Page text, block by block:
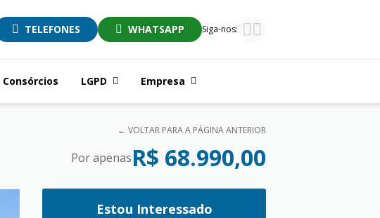
TELEFONES WHATSAPP Siga-nos:
Consórcios LGPD Empresa
← VOLTAR PARA A PÁGINA ANTERIOR
Por apenasR$ 68.990,00
Estou Interessado